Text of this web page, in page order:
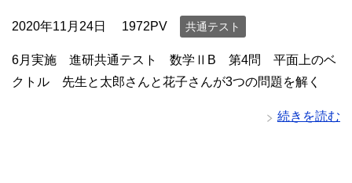
2020年11月24日 1972PV 共通テスト
6月実施 進研共通テスト 数学ⅡB 第4問 平面上のベ
クトル 先生と太郎さんと花子さんが3つの問題を解く
続きを読む